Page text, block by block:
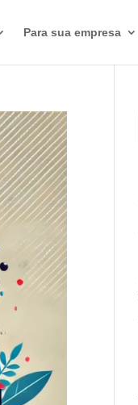
Para sua empresa